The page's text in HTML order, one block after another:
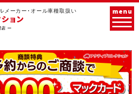
メーカー･オール車種取扱い menu